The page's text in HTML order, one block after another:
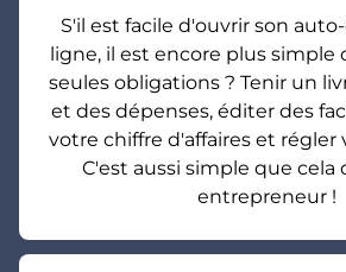
S'il est facile d'ouvrir son
ligne, il est encore plus simple
seules obligations ? Tenir un
et des dépenses, éditer des
votre chiffre d'affaires et régler
C'est aussi simple que cela
entrepreneur !